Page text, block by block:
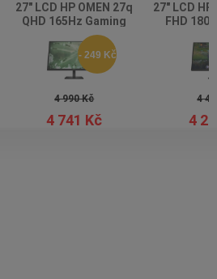
27" LCD HP OMEN 27q
QHD 165Hz Gaming
Monitor
- 249 Kč
4 990 Kč
4 741 Kč
27" LCD HP
FHD
4
4